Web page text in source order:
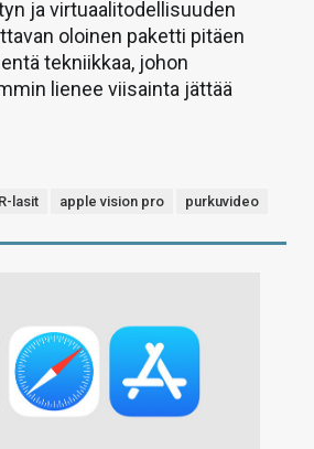
ja virtuaalitodellisuuden
oloinen paketti pitäen
tekniikkaa, johon
lienee viisainta jättää
lasit apple vision pro purkuvideo